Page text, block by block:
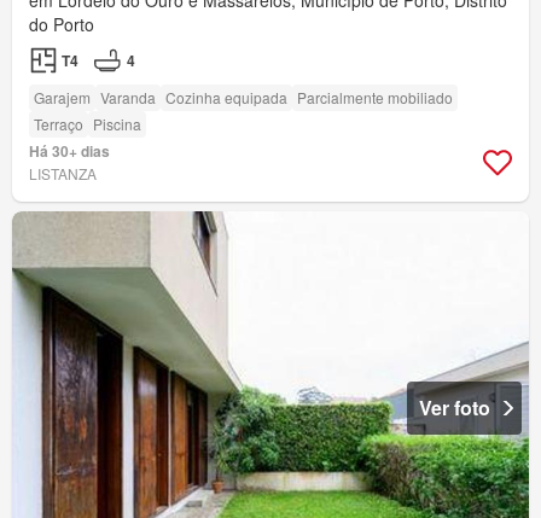
do Porto
T4 4
Garajem Varanda Cozinha equipada Parcialmente mobiliado
Terraço Piscina
Há 30+ dias
LISTANZA
Ver foto